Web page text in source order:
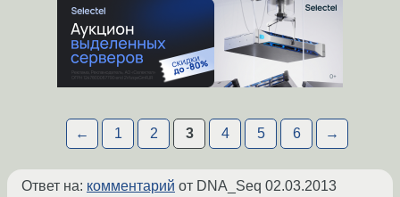
← 1 2 3 4 5 6 →
Ответ на: комментарий от DNA_Seq 02.03.2013